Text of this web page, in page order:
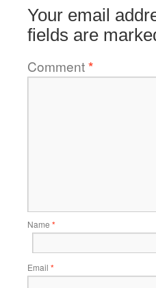
Your email
fields are
Comment*
Name *
Email *